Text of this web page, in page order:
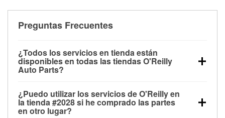
Preguntas Frecuentes
¿Todos los servicios en tienda están
disponibles en todas las tiendas O'Reilly
Auto Parts?
las pruebas de batería, pruebas de alternador y
motor de arranque, revisión de la luz “Check Engine”
¿Puedo utilizar los servicios de O'Reilly en
la tienda #2028 si he comprado las partes
en otro lugar?